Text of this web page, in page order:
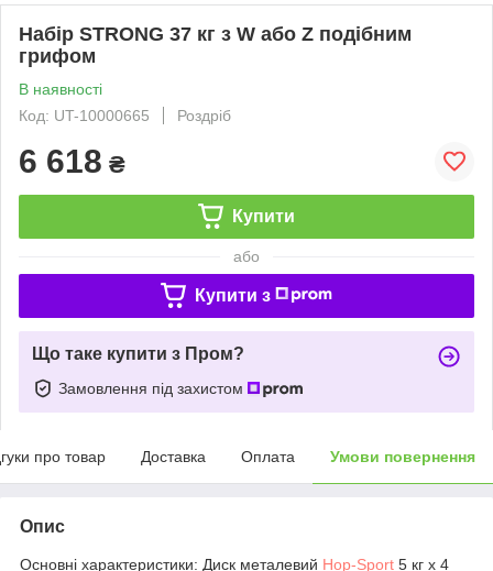
Набір STRONG 37 кг з W або Z подібним
грифом
В наявності
Код: UT-10000665
Роздріб
6 618 ₴
Купити
або
Купити з
Що таке купити з Пром?
Замовлення під захистом
про товар Доставка Оплата Умови повернення
Опис
Основні характеристики: Диск металевий Hop-Sport 5 кг x 4